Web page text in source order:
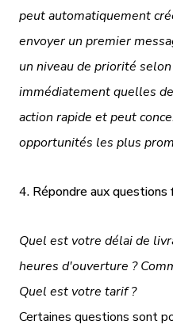
peut automatiquement
envoyer un premier
un niveau de priorité
immédiatement quelles
action rapide et peut
opportunités les plus
4. Répondre aux
Quel est votre délai de
heures d'ouverture ?
Quel est votre tarif ?
Certaines questions sont